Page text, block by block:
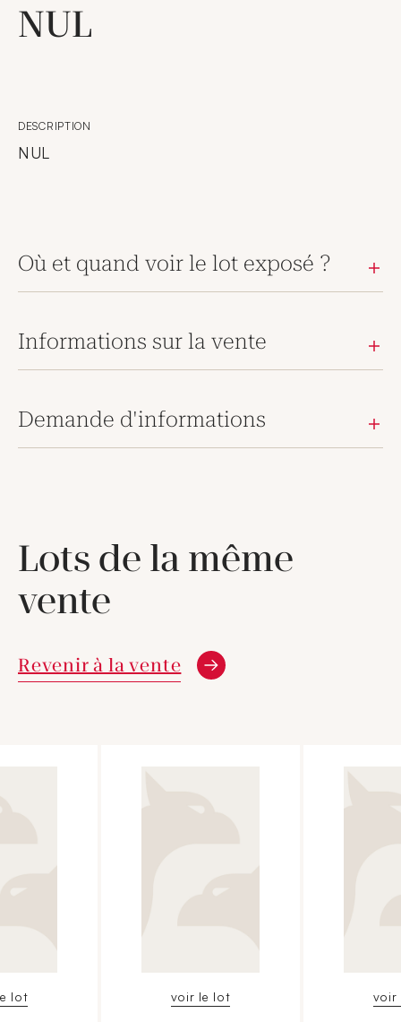
NUL
DESCRIPTION
NUL
Où et quand voir le lot exposé ?
Informations sur la vente
Demande d'informations
Lots de la même
vente
Revenir à la vente
lot voir le lot voir